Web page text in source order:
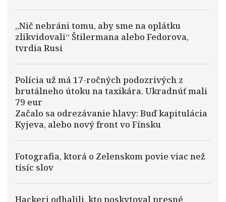
„Nič nebráni tomu, aby sme na oplátku
zlikvidovali“ Štilermana alebo Fedorova,
tvrdia Rusi
Polícia už má 17-ročných podozrivých z
brutálneho útoku na taxikára. Ukradnúť mali
79 eur
Začalo sa odrezávanie hlavy: Buď kapitulácia
Kyjeva, alebo nový front vo Fínsku
Fotografia, ktorá o Zelenskom povie viac než
tisíc slov
Hackeri odhalili, kto poskytoval presné